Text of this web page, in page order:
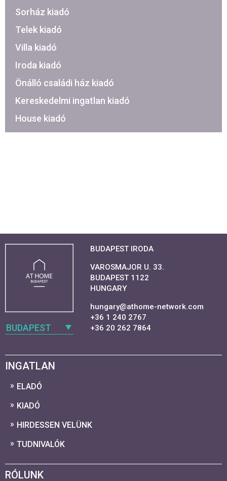
Sorház kiadó
Telek kiadó
Villa kiadó
Iroda kiadó
Önálló családi ház kiadó
Kereskedelmi ingatlan kiadó
House kiadó
BUDAPEST
BUDAPEST IRODA
VAROSMAJOR U. 33.
BUDAPEST 1122
HUNGARY
hungary@athome-network.com
+36 1 240 2767
+36 20 262 7864
INGATLAN
ELADÓ
KIADÓ
HIRDESSEN VELÜNK
TUDNIVALÓK
RÓLUNK